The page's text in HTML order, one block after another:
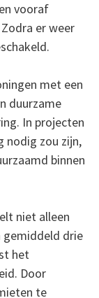
vooraf
er weer
met een
duurzame
In projecten
nodig zou zijn,
binnen
niet alleen
gemiddeld drie
het
Door
te